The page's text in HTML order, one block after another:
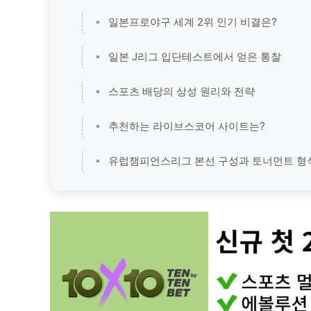
일본프로야구 세계 2위 인기 비결은?
일본 J리그 입단테스트에서 얻은 통찰
스포츠 배당의 상성 원리와 전략
추천하는 라이브스코어 사이트는?
유럽챔피언스리그 본선 구성과 토너먼트 형